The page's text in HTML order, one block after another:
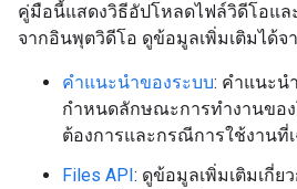
คู่มือนี้แสดงวิธีอัปโหลดไฟล์วิดีโอแล
จากอินพุตวิดีโอ ดูข้อมูลเพิ่มเติมได้
คำแนะนำของระบบ: คำแนะน
กำหนดลักษณะการทำงานของ
ต้องการและกรณีการใช้งานที่เ
Files API: ดูข้อมูลเพิ่มเติมเกี่ย